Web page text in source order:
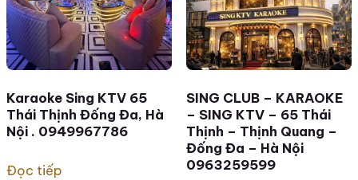
Karaoke Sing KTV 65
Thái Thịnh Đống Đa, Hà
Nội . 0949967786
Đọc tiếp
SING CLUB – KARAOKE
– SING KTV – 65 Thái
Thịnh – Thịnh Quang –
Đống Đa – Hà Nội
0963259599